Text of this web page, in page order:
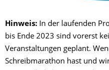
Hinweis: In der laufenden
bis Ende 2023 sind vorerst
Veranstaltungen geplant.
Schreibmarathon hast und